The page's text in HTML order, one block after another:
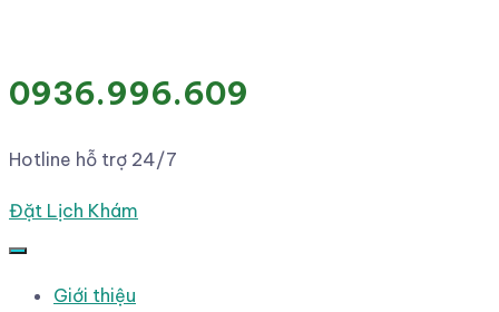
0936.996.609
Hotline hỗ trợ 24/7
Đặt Lịch Khám
Giới thiệu